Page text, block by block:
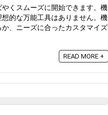
くスムーズに開始できます。機
的な万能工具はありません。機
、ニーズに合ったカスタマイズ
READ MORE +